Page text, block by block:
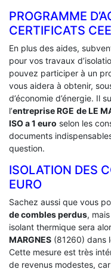
PROGRAMME
CERTIFICATS
En plus des aides,
pour vos travaux
pouvez participer à un
vous aidera à obtenir,
d’économie d’énergie. Il
l’entreprise RGE de LE
ISO a 1 euro selon les
documents
question.
ISOLATION DES
EURO
Sachez aussi que vous
de combles perdus,
isolant thermique sera
MARGNES (81260) dans
Cette mesure est très
de revenus modestes,